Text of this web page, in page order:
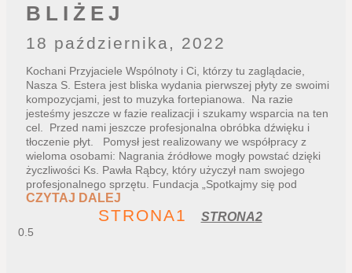
BLIŻEJ
18 października, 2022
Kochani Przyjaciele Wspólnoty i Ci, którzy tu zaglądacie,
Nasza S. Estera jest bliska wydania pierwszej płyty ze swoimi
kompozycjami, jest to muzyka fortepianowa. Na razie
jesteśmy jeszcze w fazie realizacji i szukamy wsparcia na ten
cel. Przed nami jeszcze profesjonalna obróbka dźwięku i
tłoczenie płyt. Pomysł jest realizowany we współpracy z
wieloma osobami: Nagrania źródłowe mogły powstać dzięki
życzliwości Ks. Pawła Rąbcy, który użyczył nam swojego
profesjonalnego sprzętu. Fundacja „Spotkajmy się pod
CZYTAJ DALEJ
STRONA 1 STRONA2